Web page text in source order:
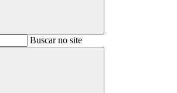
BuscarBuscar no site